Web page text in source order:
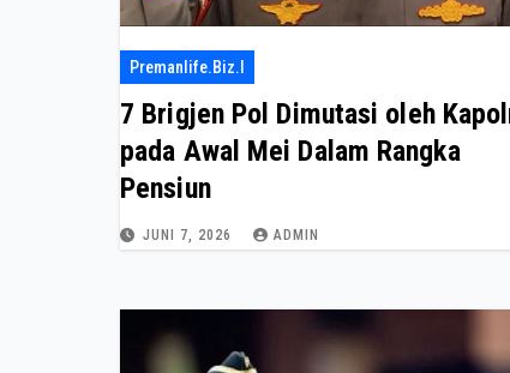
Premanlife.biz.i
7 Brigjen Pol Dimutasi oleh
pada Awal Mei Dalam Rangka
Pensiun
JUNI 7, 2026 ADMIN